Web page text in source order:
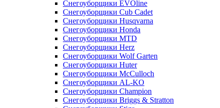
Снегоуборщики EVOline
Снегоуборщики Cub Cadet
Снегоуборщики Husqvarna
Снегоуборщики Honda
Снегоуборщики MTD
Снегоуборщики Herz
Снегоуборщики Wolf Garten
Снегоуборщики Huter
Снегоуборщики McCulloch
Снегоуборщики AL-KO
Снегоуборщики Champion
Снегоуборщики Briggs & Stratton